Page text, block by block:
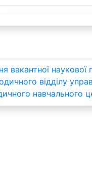
вакантної наукової
відділу
навчального